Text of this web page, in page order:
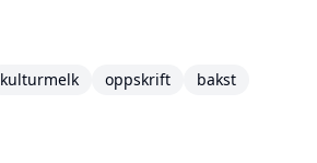
kulturmelk oppskrift
bakst